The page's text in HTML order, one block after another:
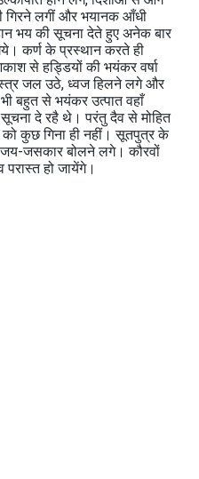
गिरने लगीं और भयानक आँधी
भय की सूचना देते हुए अनेक बार
कर्ण के प्रस्थान करते ही
से हड्डियों की भयंकर वर्षा
जल उठे, ध्वज हिलने लगे और
बहुत से भयंकर उत्पात वहाँ
दे रहै थे। परंतु दैव से मोहित
कुछ गिना ही नहीं। सूतपुत्र के
जसकार बोलने लगे। कौरवों
परास्त हो जायेंगे।